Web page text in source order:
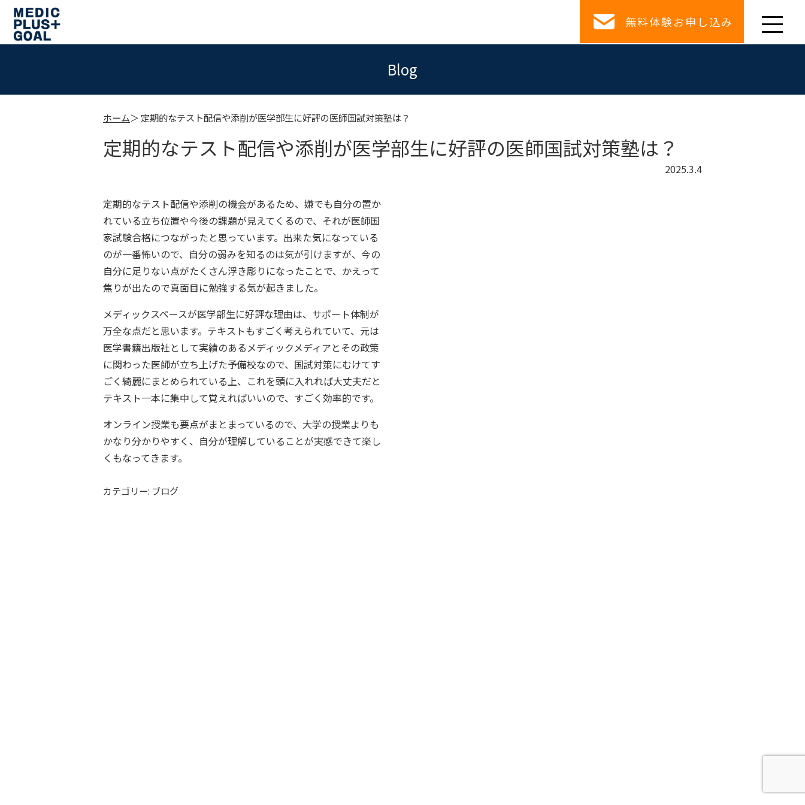
無料体験お申し込み
Blog
ホーム 定期的なテスト配信や添削が医学部生に好評の医師国試対策塾は？
定期的なテスト配信や添削が医学部生に好評の医師国試対策塾は？
2025.3.4
定期的なテスト配信や添削の機会があるため、嫌でも自分の置か
れている立ち位置や今後の課題が見えてくるので、それが医師国
家試験合格につながったと思っています。出来た気になっている
のが一番怖いので、自分の弱みを知るのは気が引けますが、今の
自分に足りない点がたくさん浮き彫りになったことで、かえって
焦りが出たので真面目に勉強する気が起きました。
メディックスペースが医学部生に好評な理由は、サポート体制が
万全な点だと思います。テキストもすごく考えられていて、元は
医学書籍出版社として実績のあるメディックメディアとその政策
に関わった医師が立ち上げた予備校なので、国試対策にむけてす
ごく綺麗にまとめられている上、これを頭に入れれば大丈夫だと
テキスト一本に集中して覚えればいいので、すごく効率的です。
オンライン授業も要点がまとまっているので、大学の授業よりも
かなり分かりやすく、自分が理解していることが実感できて楽し
くもなってきます。
カテゴリー: ブログ